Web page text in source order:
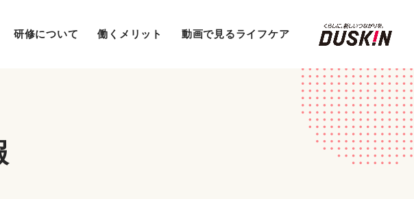
研修について 働くメリット 動画で見るライフケア